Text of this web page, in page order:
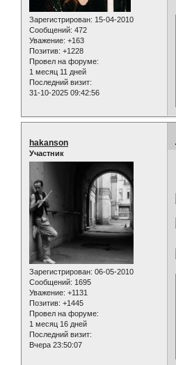
Зарегистрирован: 15-04-2010
Сообщений: 472
Уважение: +163
Позитив: +1228
Провел на форуме:
1 месяц 11 дней
Последний визит:
31-10-2025 09:42:56
hakanson
Участник
Зарегистрирован: 06-05-2010
Сообщений: 1695
Уважение: +1131
Позитив: +1445
Провел на форуме:
1 месяц 16 дней
Последний визит:
Вчера 23:50:07